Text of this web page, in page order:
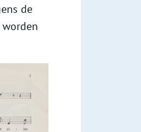
de